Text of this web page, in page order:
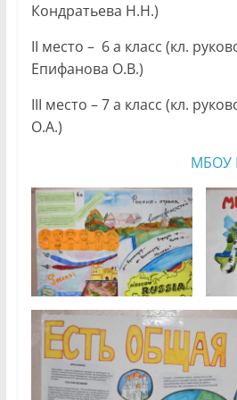
Кондратьева Н.Н.)
II место – 6 а класс (кл.
Епифанова О.В.)
III место – 7 а класс (кл.
О.А.)
МБОУ